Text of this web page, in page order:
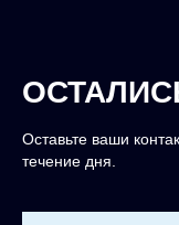
Оставьте ваши
течение дня.